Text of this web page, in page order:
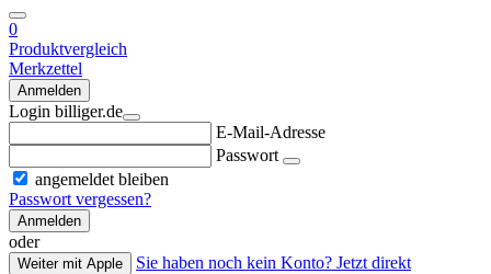
0
Produktvergleich
Merkzettel
Anmelden
Login billiger.de
E-Mail-Adresse
Passwort
angemeldet bleiben
Passwort vergessen?
Anmelden
oder
Weiter mit Apple
Sie haben noch kein Konto? Jetzt direkt